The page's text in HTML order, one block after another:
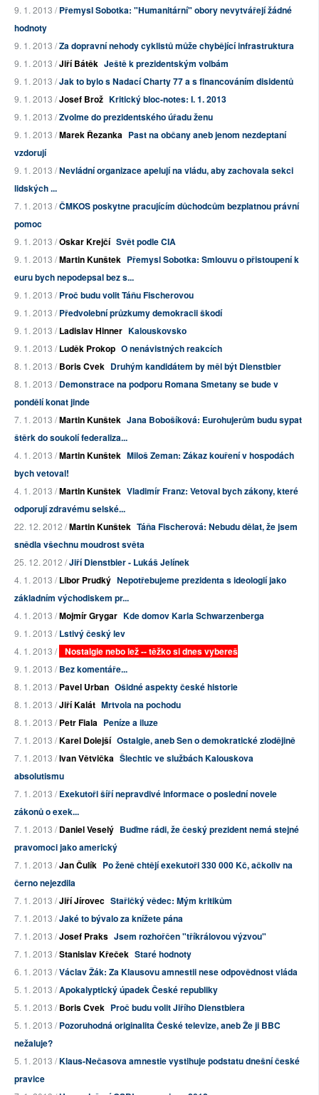
9. 1. 2013 /Přemysl Sobotka: "Humanitární" obory nevytvářejí žádné
hodnoty
9. 1. 2013 /Za dopravní nehody cyklistů může chybějící infrastruktura
9. 1. 2013 /Jiří Bátěk Ještě k prezidentským volbám
9. 1. 2013 /Jak to bylo s Nadací Charty 77 a s financováním disidentů
9. 1. 2013 /Josef Brož Kritický bloc-notes: I. 1. 2013
9. 1. 2013 /Zvolme do prezidentského úřadu ženu
9. 1. 2013 /Marek Řezanka Past na občany aneb jenom nezdeptaní
vzdorují
9. 1. 2013 /Nevládní organizace apelují na vládu, aby zachovala sekci
lidských ...
7. 1. 2013 /ČMKOS poskytne pracujícím důchodcům bezplatnou právní
pomoc
9. 1. 2013 /Oskar Krejčí Svět podle CIA
9. 1. 2013 /Martin Kunštek Přemysl Sobotka: Smlouvu o přistoupení k
euru bych nepodepsal bez s...
9. 1. 2013 /Proč budu volit Táňu Fischerovou
9. 1. 2013 /Předvolební průzkumy demokracii škodí
9. 1. 2013 /Ladislav Hinner Kalouskovsko
9. 1. 2013 /Luděk Prokop O nenávistných reakcích
8. 1. 2013 /Boris Cvek Druhým kandidátem by měl být Dienstbier
8. 1. 2013 /Demonstrace na podporu Romana Smetany se bude v
pondělí konat jinde
7. 1. 2013 /Martin Kunštek Jana Bobošíková: Eurohujerům budu sypat
štěrk do soukolí federaliza...
4. 1. 2013 /Martin Kunštek Miloš Zeman: Zákaz kouření v hospodách
bych vetoval!
4. 1. 2013 /Martin Kunštek Vladimír Franz: Vetoval bych zákony, které
odporují zdravému selské...
22. 12. 2012 /Martin Kunštek Táňa Fischerová: Nebudu dělat, že jsem
snědla všechnu moudrost světa
25. 12. 2012 /Jiří Dienstbier - Lukáš Jelínek
4. 1. 2013 /Libor Prudký Nepotřebujeme prezidenta s ideologií jako
základním východiskem pr...
4. 1. 2013 /Mojmír Grygar Kde domov Karla Schwarzenberga
9. 1. 2013 /Lstivý český lev
4. 1. 2013 / Nostalgie nebo lež -- těžko si dnes vybereš
9. 1. 2013 /Bez komentáře...
8. 1. 2013 /Pavel Urban Ošidné aspekty české historie
8. 1. 2013 /Jiří Kalát Mrtvola na pochodu
8. 1. 2013 /Petr Fiala Peníze a iluze
7. 1. 2013 /Karel Dolejší Ostalgie, aneb Sen o demokratické zlodějině
7. 1. 2013 /Ivan Větvička Šlechtic ve službách Kalouskova
absolutismu
7. 1. 2013 /Exekutoři šíří nepravdivé informace o poslední novele
zákonů o exek...
7. 1. 2013 /Daniel Veselý Buďme rádi, že český prezident nemá stejné
pravomoci jako americký
7. 1. 2013 /Jan Čulík Po ženě chtějí exekutoři 330 000 Kč, ačkoliv na
černo nejezdila
7. 1. 2013 /Jiří Jírovec Stařičký vědec: Mým kritikům
7. 1. 2013 /Jaké to bývalo za knížete pána
7. 1. 2013 /Josef Praks Jsem rozhořčen "tříkrálovou výzvou"
7. 1. 2013 /Stanislav Křeček Staré hodnoty
6. 1. 2013 /Václav Žák: Za Klausovu amnestii nese odpovědnost vláda
5. 1. 2013 /Apokalyptický úpadek České republiky
5. 1. 2013 /Boris Cvek Proč budu volit Jiřího Dienstbiera
5. 1. 2013 /Pozoruhodná originalita České televize, aneb Že ji BBC
nežaluje?
5. 1. 2013 /Klaus-Nečasova amnestie vystihuje podstatu dnešní české
pravice